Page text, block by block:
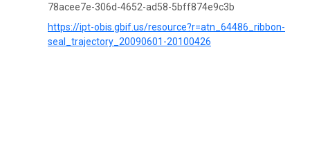
78acee7e-306d-4652-ad58-5bff874e9c3b
https://ipt-obis.gbif.us/resource?r=atn_64486_ribbon-
seal_trajectory_20090601-20100426